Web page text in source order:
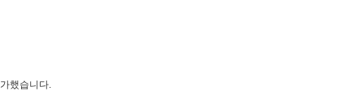
했습니다.